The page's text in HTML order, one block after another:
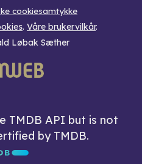
cookiesamtykke
. Våre brukervilkår.
Løbak Sæther
TMDB API but is not
by TMDB.